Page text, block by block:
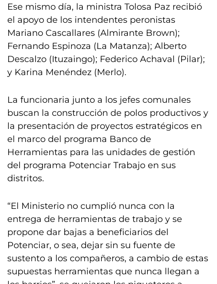
Ese mismo día, la ministra Tolosa Paz recibió
el apoyo de los intendentes peronistas
Mariano Cascallares (Almirante Brown);
Fernando Espinoza (La Matanza); Alberto
Descalzo (Ituzaingo); Federico Achaval (Pilar);
y Karina Menéndez (Merlo).
La funcionaria junto a los jefes comunales
buscan la construcción de polos productivos y
la presentación de proyectos estratégicos en
el marco del programa Banco de
Herramientas para las unidades de gestión
del programa Potenciar Trabajo en sus
distritos.
“El Ministerio no cumplió nunca con la
entrega de herramientas de trabajo y se
propone dar bajas a beneficiarios del
Potenciar, o sea, dejar sin su fuente de
sustento a los compañeros, a cambio de estas
supuestas herramientas que nunca llegan a